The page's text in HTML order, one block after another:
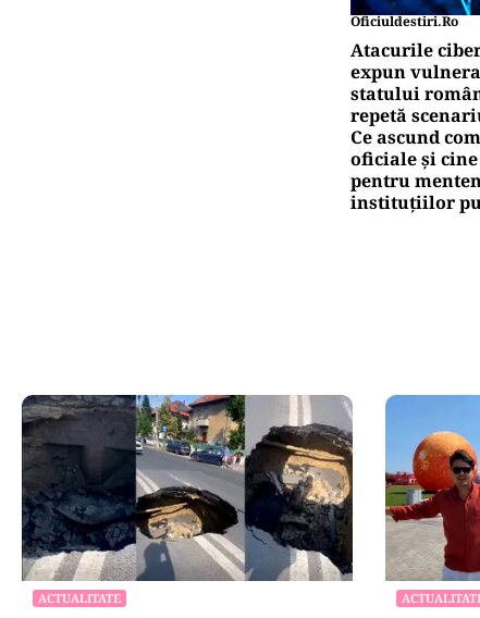
Oficiuldestiri.ro
Atacurile
expun
statului
repetă
Ce ascund
oficiale și
pentru
instituțiilor
ACTUALITATE